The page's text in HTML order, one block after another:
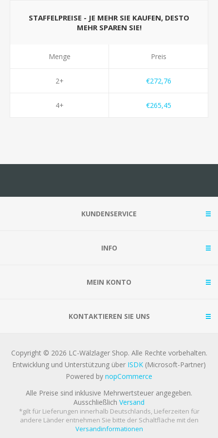
STAFFELPREISE - JE MEHR SIE KAUFEN, DESTO
MEHR SPAREN SIE!
Menge
2+
4+
Preis
€272,76
€265,45
KUNDENSERVICE
INFO
MEIN KONTO
KONTAKTIEREN SIE UNS
Copyright © 2026 LC-Wälzlager Shop. Alle Rechte vorbehalten.
Entwicklung und Unterstützung über ISDK (Microsoft-Partner)
Powered by nopCommerce
Alle Preise sind inklusive Mehrwertsteuer angegeben.
Ausschließlich Versand
*gilt für Lieferungen innerhalb Deutschlands, Lieferzeiten für
andere Länder entnehmen Sie bitte der Schaltfläche mit den
Versandinformationen